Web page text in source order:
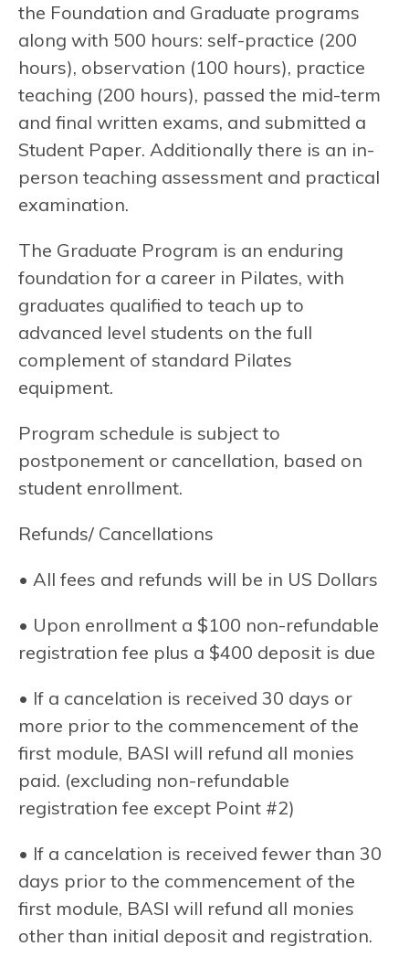
the Foundation and Graduate programs
along with 500 hours: self-practice (200
hours), observation (100 hours), practice
teaching (200 hours), passed the mid-term
and final written exams, and submitted a
Student Paper. Additionally there is an in-
person teaching assessment and practical
examination.
The Graduate Program is an enduring
foundation for a career in Pilates, with
graduates qualified to teach up to
advanced level students on the full
complement of standard Pilates
equipment.
Program schedule is subject to
postponement or cancellation, based on
student enrollment.
Refunds/ Cancellations
• All fees and refunds will be in US Dollars
• Upon enrollment a $100 non-refundable
registration fee plus a $400 deposit is due
• If a cancelation is received 30 days or
more prior to the commencement of the
first module, BASI will refund all monies
paid. (excluding non-refundable
registration fee except Point #2)
• If a cancelation is received fewer than 30
days prior to the commencement of the
first module, BASI will refund all monies
other than initial deposit and registration.